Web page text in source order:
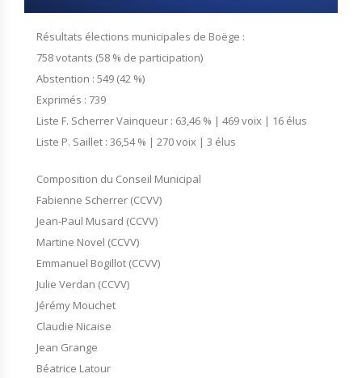
Résultats élections municipales de Boëge :
758 votants (58 % de participation)
Abstention : 549 (42 %)
Exprimés : 739
Liste F. Scherrer Vainqueur : 63,46 % | 469 voix | 16 élus
Liste P. Saillet : 36,54 % | 270 voix | 3 élus
Composition du Conseil Municipal
Fabienne Scherrer (CCVV)
Jean-Paul Musard (CCVV)
Martine Novel (CCVV)
Emmanuel Bogillot (CCVV)
Julie Verdan (CCVV)
Jérémy Mouchet
Claudie Nicaise
Jean Grange
Béatrice Latour